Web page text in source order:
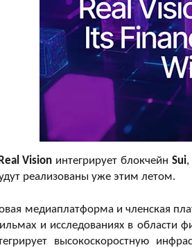
Real Vision интегрирует блокчейн Sui,
реализованы уже этим летом.
медиаплатформа и членская
и исследованиях в области
высокоскоростную